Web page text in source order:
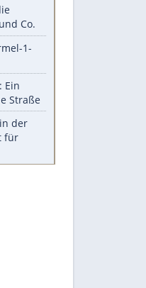
wirklich sinnvoll ist
Die schlimmsten Bad
Sportwelt
Im Zeitraffer: Die
des Lenkrades
So sollte man Ohren
Fall reinigen